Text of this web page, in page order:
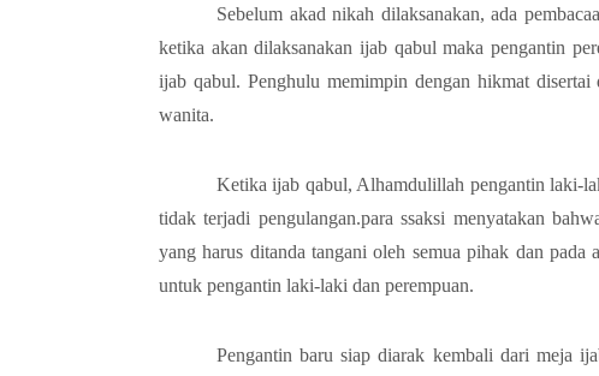
Sebelum akad nikah dilaksanakan, ada
ketika akan dilaksanakan ijab qabul maka pengantin
ijab qabul. Penghulu memimpin dengan hikmat
wanita.
Ketika ijab qabul, Alhamdulillah pengantin laki-
tidak terjadi pengulangan.para ssaksi menyatakan
yang harus ditanda tangani oleh semua pihak dan
untuk pengantin laki-laki dan perempuan.
Pengantin baru siap diarak kembali dari meja